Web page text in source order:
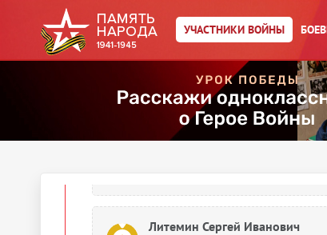
УЧАСТНИКИ ВОЙНЫ
Отечественной войне 1941–
1945 гг.»
Документы о награждении
Литемин Сергей Иванович